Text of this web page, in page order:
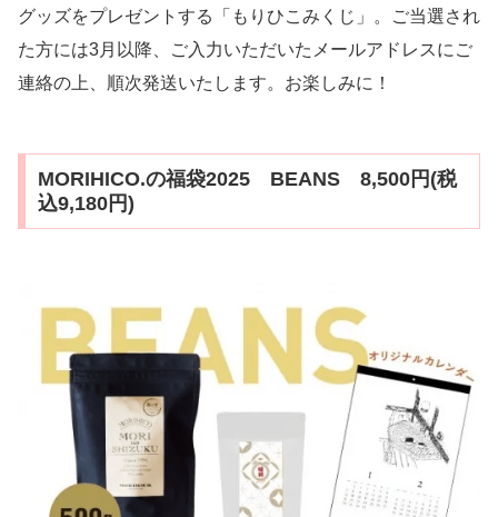
グッズをプレゼントする「もりひこみくじ」。ご当選され
た方には3月以降、ご入力いただいたメールアドレスにご
連絡の上、順次発送いたします。お楽しみに！
MORIHICO.の福袋2025 BEANS 8,500円(税
込9,180円)